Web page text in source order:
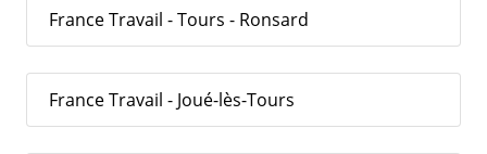
France Travail - Tours - Ronsard
France Travail - Joué-lès-Tours